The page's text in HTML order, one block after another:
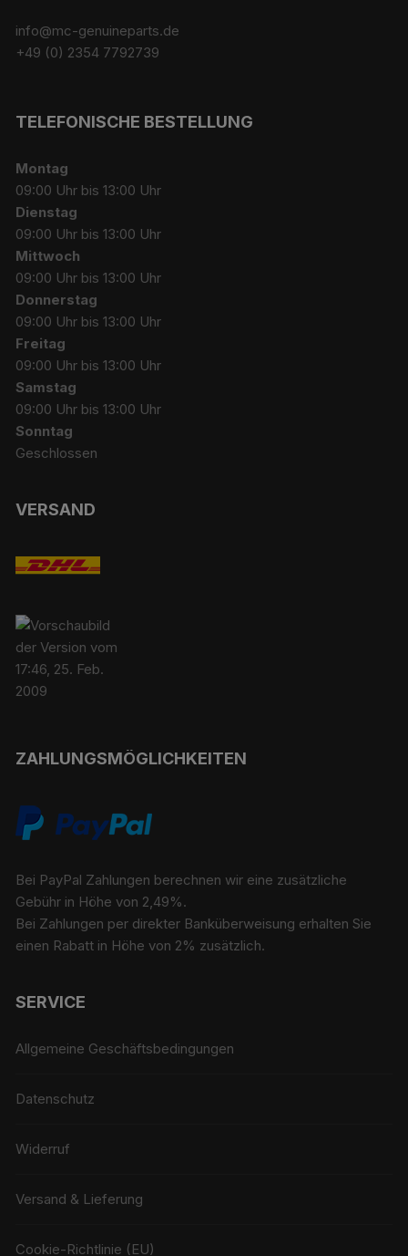
info@mc-genuineparts.de
+49 (0) 2354 7792739
TELEFONISCHE BESTELLUNG
Montag
09:00 Uhr bis 13:00 Uhr
Dienstag
09:00 Uhr bis 13:00 Uhr
Mittwoch
09:00 Uhr bis 13:00 Uhr
Donnerstag
09:00 Uhr bis 13:00 Uhr
Freitag
09:00 Uhr bis 13:00 Uhr
Samstag
09:00 Uhr bis 13:00 Uhr
Sonntag
Geschlossen
VERSAND
ZAHLUNGSMÖGLICHKEITEN
Bei PayPal Zahlungen berechnen wir eine zusätzliche
Gebühr in Höhe von 2,49%.
Bei Zahlungen per direkter Banküberweisung erhalten Sie
einen Rabatt in Höhe von 2% zusätzlich.
SERVICE
Allgemeine Geschäftsbedingungen
Datenschutz
Widerruf
Versand & Lieferung
Cookie-Richtlinie (EU)